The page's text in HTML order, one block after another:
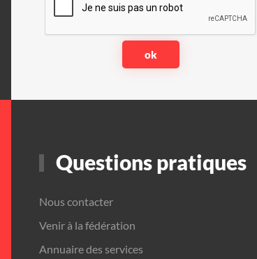
Questions pratiques
Nous contacter
Venir à la fédération
Annuaire des services